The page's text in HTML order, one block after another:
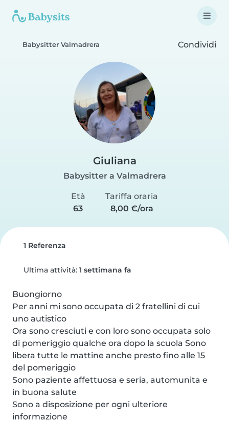
Babysitter Valmadrera Condividi
Giuliana
Babysitter a Valmadrera
Età
63
Tariffa oraria
8,00 €/ora
1 Referenza
Ultima attività: 1 settimana fa
Buongiorno
Per anni mi sono occupata di 2 fratellini di cui
uno autistico
Ora sono cresciuti e con loro sono occupata solo
di pomeriggio qualche ora dopo la scuola Sono
libera tutte le mattine anche presto fino alle 15
del pomeriggio
Sono paziente affettuosa e seria, automunita e
in buona salute
Sono a disposizione per ogni ulteriore
informazione